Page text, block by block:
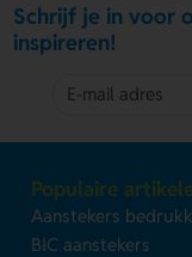
Schrijf je in voor
inspireren!
Populaire
Aanstekers
BIC aanstekers